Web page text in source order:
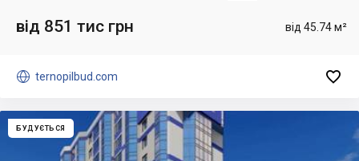
від 45.74 м²
від 851 тис грн
 ternopilbud.com 
БУДУЄТЬСЯ